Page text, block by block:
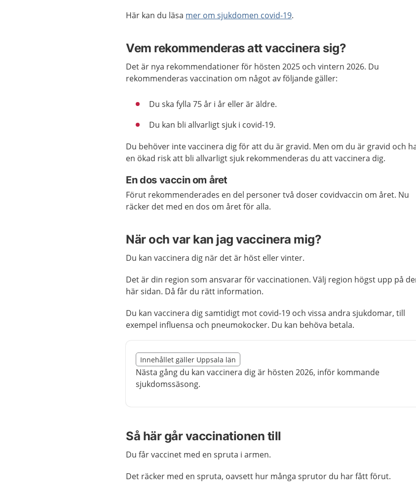
Här kan du läsa mer om sjukdomen covid-19.
Vem rekommenderas att vaccinera sig?
Det är nya rekommendationer för hösten 2025 och vintern 2026. Du
rekommenderas vaccination om något av följande gäller:
Du ska fylla 75 år i år eller är äldre.
Du kan bli allvarligt sjuk i covid-19.
Du behöver inte vaccinera dig för att du är gravid. Men om du är gravid och
en ökad risk att bli allvarligt sjuk rekommenderas du att vaccinera dig.
En dos vaccin om året
Förut rekommenderades en del personer två doser covidvaccin om året. Nu
räcker det med en dos om året för alla.
När och var kan jag vaccinera mig?
Du kan vaccinera dig när det är höst eller vinter.
Det är din region som ansvarar för vaccinationen. Välj region högst upp på
här sidan. Då får du rätt information.
Du kan vaccinera dig samtidigt mot covid-19 och vissa andra sjukdomar, till
exempel influensa och pneumokocker. Du kan behöva betala.
Nedan innehåll gäller region Uppsala län
Innehållet gäller Uppsala län
Nästa gång du kan vaccinera dig är hösten 2026, inför kommande
sjukdomssäsong.
Slut på det regionala tillägget från region Uppsala län
Så här går vaccinationen till
Du får vaccinet med en spruta i armen.
Det räcker med en spruta, oavsett hur många sprutor du har fått förut.